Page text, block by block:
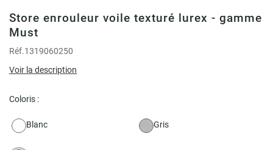
Store enrouleur voile texturé lurex - gamme
Must
Réf.1319060250
Voir la description
Coloris :
Blanc Gris